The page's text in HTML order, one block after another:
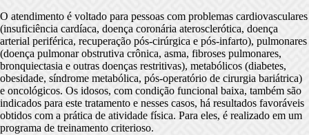
O atendimento é voltado para pessoas com problemas cardiovasculares
(insuficiência cardíaca, doença coronária aterosclerótica, doença
arterial periférica, recuperação pós-cirúrgica e pós-infarto), pulmonares
(doença pulmonar obstrutiva crônica, asma, fibroses pulmonares,
bronquiectasia e outras doenças restritivas), metabólicos (diabetes,
obesidade, síndrome metabólica, pós-operatório de cirurgia bariátrica)
e oncológicos. Os idosos, com condição funcional baixa, também são
indicados para este tratamento e nesses casos, há resultados favoráveis
obtidos com a prática de atividade física. Para eles, é realizado em um
programa de treinamento criterioso.